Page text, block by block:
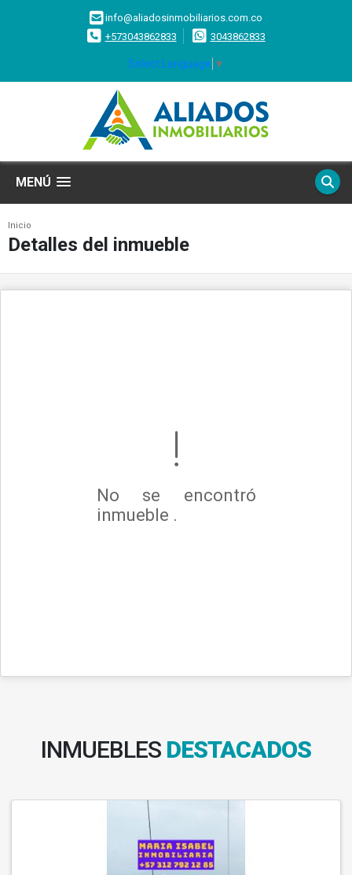
info@aliadosinmobiliarios.com.co
+573043862833
3043862833
Select Language ▼
MENÚ
Inicio
Detalles del inmueble
No se encontró
inmueble .
INMUEBLES DESTACADOS